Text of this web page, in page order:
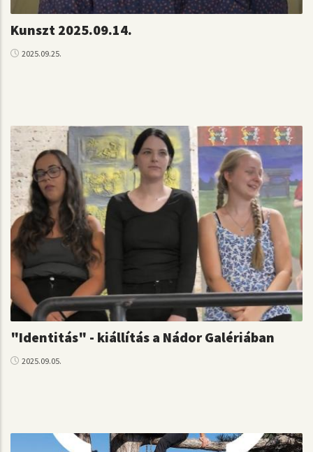
Kunszt 2025.09.14.
2025.09.25.
"Identitás" - kiállítás a Nádor Galériában
2025.09.05.